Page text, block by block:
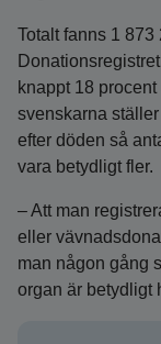
Totalt fanns 1
knappt 18
svenskarna
efter döden så
vara betydligt fler.
– Att man
eller
man någon gång
organ är betydligt